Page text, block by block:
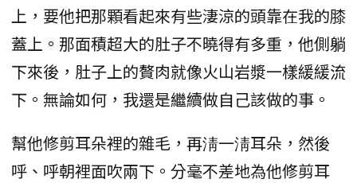
上，要他把那顆看起來有些淒涼的頭靠在我的膝
蓋上。那面積超大的肚子不曉得有多重，他側躺
下來後，肚子上的贅肉就像火山岩漿一樣緩緩流
下。無論如何，我還是繼續做自己該做的事。
幫他修剪耳朵裡的雜毛，再淸一淸耳朵，然後
呼、呼朝裡面吹兩下。分毫不差地為他修剪耳